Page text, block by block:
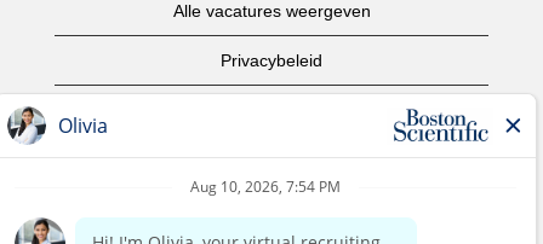
Alle vacatures weergeven
Privacybeleid
Copyright informatie